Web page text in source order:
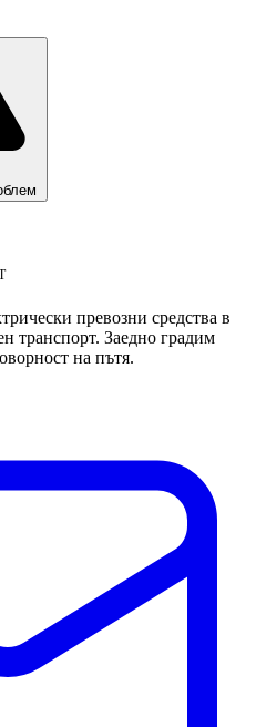
превозни средства в
транспорт. Заедно градим
на пътя.